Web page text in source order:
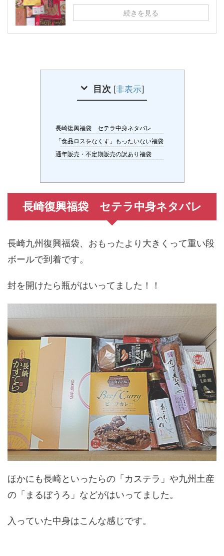
続きを見る
目次 [非表示]
長崎復興福袋 セテラ中身ネタバレ
「食品ロスをなくす」もったいない福袋
通年販売・不定期販売の訳あり福袋
長崎復興福袋 セテラ中身ネタバレ
長崎九州復興福袋、おもったより大きくって重い段
ボールで到着です。
封を開けたら瓶がはいってました！！
ほかにも長崎といったらの「カステラ」や九州土産
の「まるぼうろ」などがはいってました。
入っていた中身はこんな感じです。